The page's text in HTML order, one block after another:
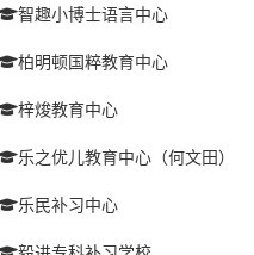
智趣小博士语言中心
柏明顿国粹教育中心
梓焌教育中心
乐之优儿教育中心（何文田）
乐民补习中心